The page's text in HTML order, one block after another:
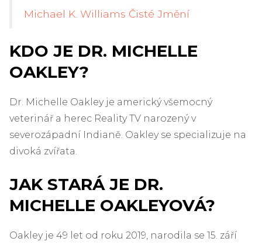
Michael K. Williams Čisté Jmění
KDO JE DR. MICHELLE
OAKLEY?
Dr. Michelle Oakley je americký všemocný
veterinář a herec Reality TV narozený v
severozápadní Indianě. Oakley se specializuje na
divoká zvířata.
JAK STARÁ JE DR.
MICHELLE OAKLEYOVÁ?
Oakley je 49 let od roku 2019, narodila se 15. září